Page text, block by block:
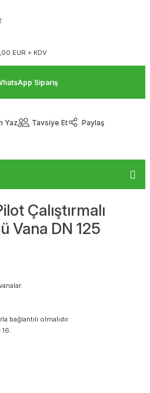
EUR + KDV
Sipariş
Yaz Tavsiye Et
Paylaş
Çalıştırmalı
Vana DN 125
bağlantılı olmalıdır.